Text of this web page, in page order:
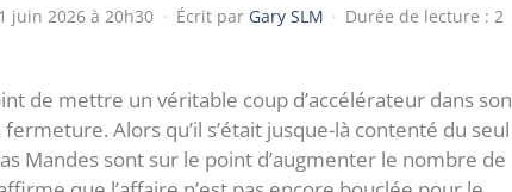
juin 2026 à 20h30 · Écrit par Gary SLM · Durée de lecture : 2
de mettre un véritable coup d’accélérateur dans son
Alors qu’il s’était jusque-là contenté du seul
Mandes sont sur le point d’augmenter le nombre de